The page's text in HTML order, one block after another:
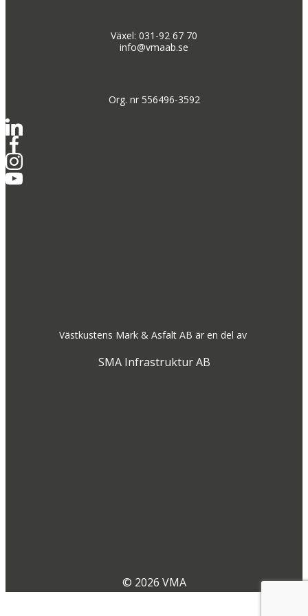
Växel: 031-92 67 70
info@vmaab.se
Org. nr 556496-3592
Västkustens Mark & Asfalt AB är en del av
SMA Infrastruktur AB
© 2026 VMA